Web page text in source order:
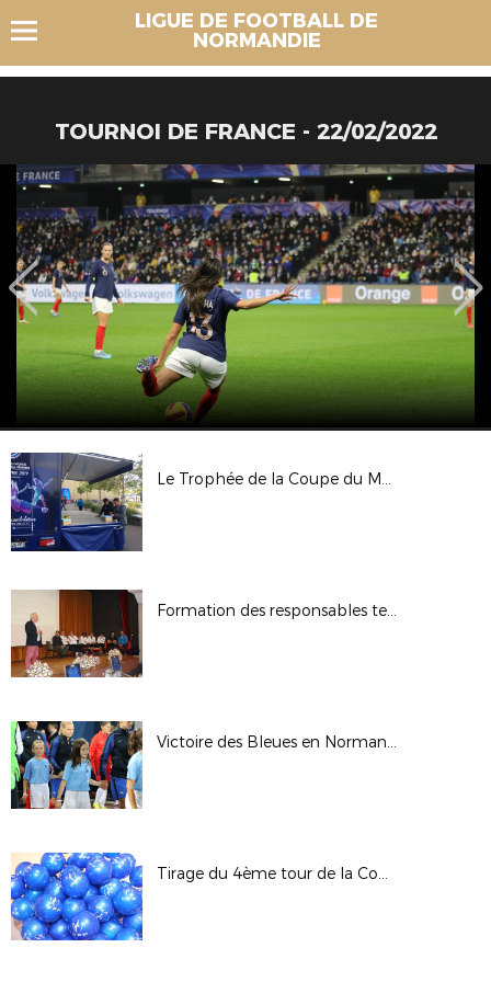
LIGUE DE FOOTBALL DE
NORMANDIE
TOURNOI DE FRANCE - 22/02/2022
Le Trophée de la Coupe du Monde Féminine FIFA, France 2019 au Havre
Formation des responsables techniques et pédagogiques des Sections Sportives
Victoire des Bleues en Normandie
Tirage du 4ème tour de la Coupe de France - Saison 2017/2018